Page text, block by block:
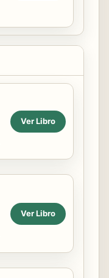
Ver Libro
Ver Libro